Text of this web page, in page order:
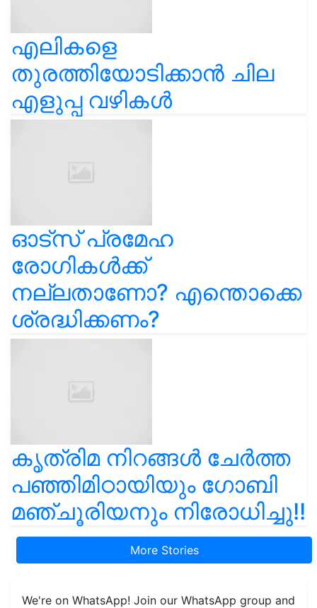
എലികളെ
തുരത്തിയോടിക്കാൻ ചില
എളുപ്പ വഴികൾ
ഓട്സ് പ്രമേഹ
രോഗികൾക്ക്
നല്ലതാണോ? എന്തൊക്കെ
ശ്രദ്ധിക്കണം?
കൃത്രിമ നിറങ്ങൾ ചേർത്ത
പഞ്ഞിമിഠായിയും ഗോബി
മഞ്ചൂരിയനും നിരോധിച്ചു!!
More Stories
We're on WhatsApp! Join our WhatsApp group and